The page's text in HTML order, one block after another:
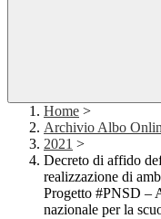
Home >
Archivio Albo
2021 >
Decreto di affido
realizzazione di
Progetto #PNSD –
nazionale per la